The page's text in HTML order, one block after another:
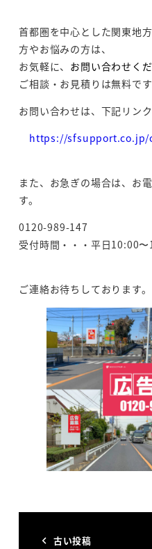
首都圏を中心とした関東地
方やお悩みの方は、
お気軽に、 お問い合わせく
ご相談・お見積りは無料です
お問い合わせは、下記リン
https://sfsupport.co.jp/
また、お急ぎの場合は、お
す。
0120-989-147
受付時間・・・平日10:00
ご連絡お待ちしております。
古い投稿